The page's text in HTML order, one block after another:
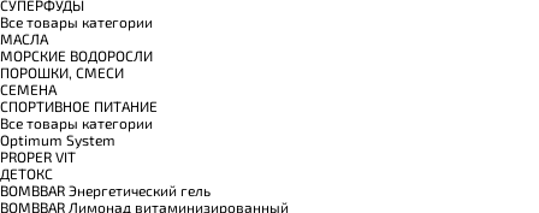
СУПЕРФУДЫ
Все товары категории
МАСЛА
МОРСКИЕ ВОДОРОСЛИ
ПОРОШКИ, СМЕСИ
СЕМЕНА
СПОРТИВНОЕ ПИТАНИЕ
Все товары категории
Optimum System
PROPER VIT
ДЕТОКС
BOMBBAR Энергетический гель
BOMBBAR Лимонад витаминизированный